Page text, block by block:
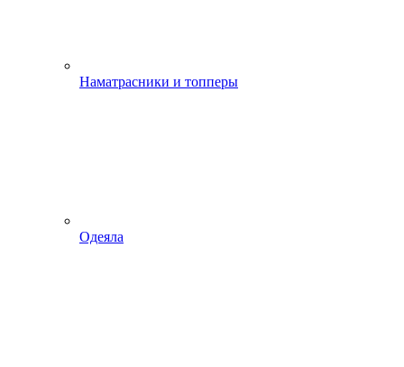
Наматрасники и топперы
Одеяла